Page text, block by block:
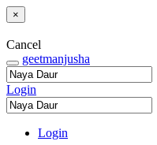
×
Cancel
geetmanjusha
Login
Login